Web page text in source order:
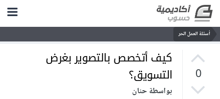
أسئلة العمل الحر
0
كيف أتخصص بالتصوير بغرض
التسويق؟
بواسطة حنان